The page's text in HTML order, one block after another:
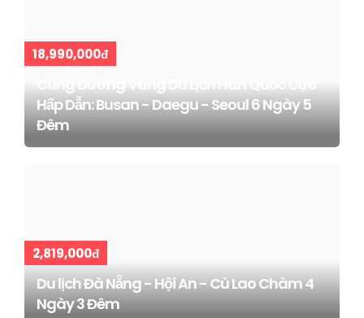
18,990,000đ
Cung Đường Vàng Du Lịch Hàn Quốc Cực
Hấp Dẫn: Busan - Daegu - Seoul 6 Ngày 5
Đêm
2,819,000đ
Du lịch Đà Nẵng - Hội An - Cù Lao Chàm 4
Ngày 3 Đêm